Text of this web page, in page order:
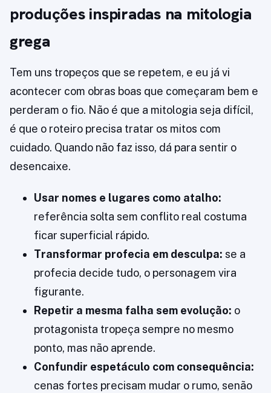
produções inspiradas na mitologia
grega
Tem uns tropeços que se repetem, e eu já vi
acontecer com obras boas que começaram bem e
perderam o fio. Não é que a mitologia seja difícil,
é que o roteiro precisa tratar os mitos com
cuidado. Quando não faz isso, dá para sentir o
desencaixe.
Usar nomes e lugares como atalho:
referência solta sem conflito real costuma
ficar superficial rápido.
Transformar profecia em desculpa: se a
profecia decide tudo, o personagem vira
figurante.
Repetir a mesma falha sem evolução: o
protagonista tropeça sempre no mesmo
ponto, mas não aprende.
Confundir espetáculo com consequência:
cenas fortes precisam mudar o rumo, senão